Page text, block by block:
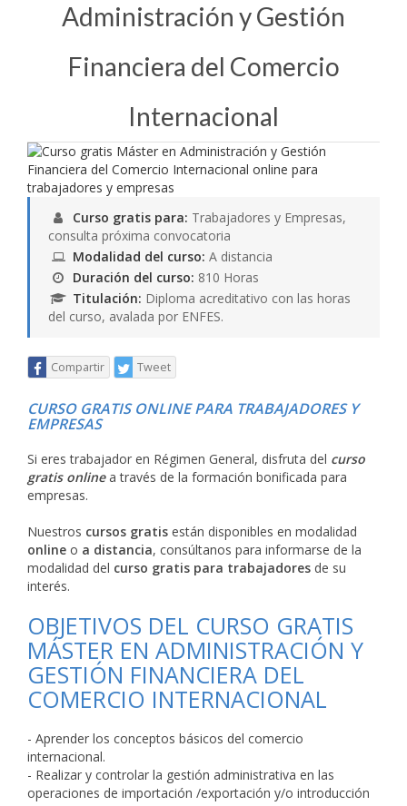
Administración y Gestión
Financiera del Comercio
Internacional
Curso gratis para: Trabajadores y Empresas,
consulta próxima convocatoria
Modalidad del curso: A distancia
Duración del curso: 810 Horas
Titulación: Diploma acreditativo con las horas
del curso, avalada por ENFES.
Compartir Tweet
CURSO GRATIS ONLINE PARA TRABAJADORES Y
EMPRESAS
Si eres trabajador en Régimen General, disfruta del curso
gratis onlinea través de la formación bonificada para
empresas.
Nuestros cursos gratis están disponibles en modalidad
online o a distancia, consúltanos para informarse de la
modalidad del curso gratis para trabajadores de su
interés.
OBJETIVOS DEL CURSO GRATIS
MÁSTER EN ADMINISTRACIÓN Y
GESTIÓN FINANCIERA DEL
COMERCIO INTERNACIONAL
- Aprender los conceptos básicos del comercio
internacional.
- Realizar y controlar la gestión administrativa en las
operaciones de importación /exportación y/o introducción